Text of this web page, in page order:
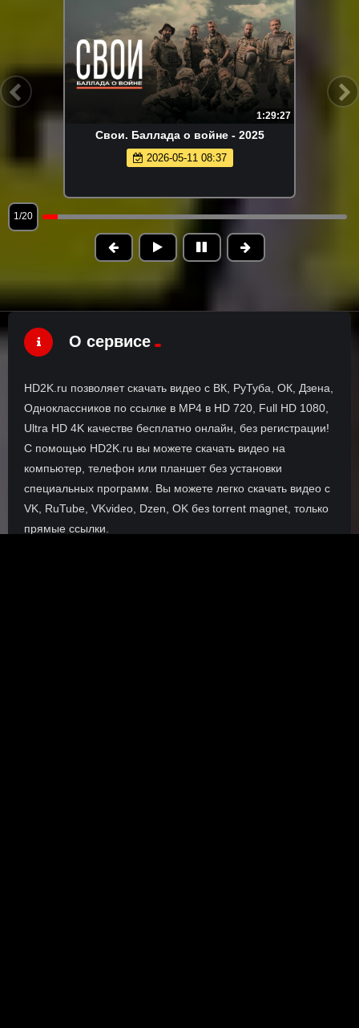
1:29:27
Свои. Баллада о войне - 2025
2026-05-11 08:37
1/20
О сервисе
HD2K.ru позволяет скачать видео с ВК, РуТуба, ОК, Дзена,
Одноклассников по ссылке в MP4 в HD 720, Full HD 1080,
Ultra HD 4K качестве бесплатно онлайн, без регистрации!
С помощью HD2K.ru вы можете скачать видео на
компьютер, телефон или планшет без установки
специальных программ. Вы можете легко скачать видео с
VK, RuTube, VKvideo, Dzen, OK без torrent magnet, только
прямые ссылки.